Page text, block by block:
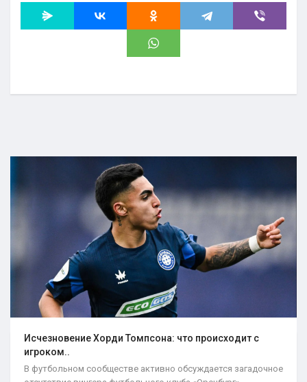
Исчезновение Хорди Томпсона: что происходит с
игроком..
В футбольном сообществе активно обсуждается загадочное